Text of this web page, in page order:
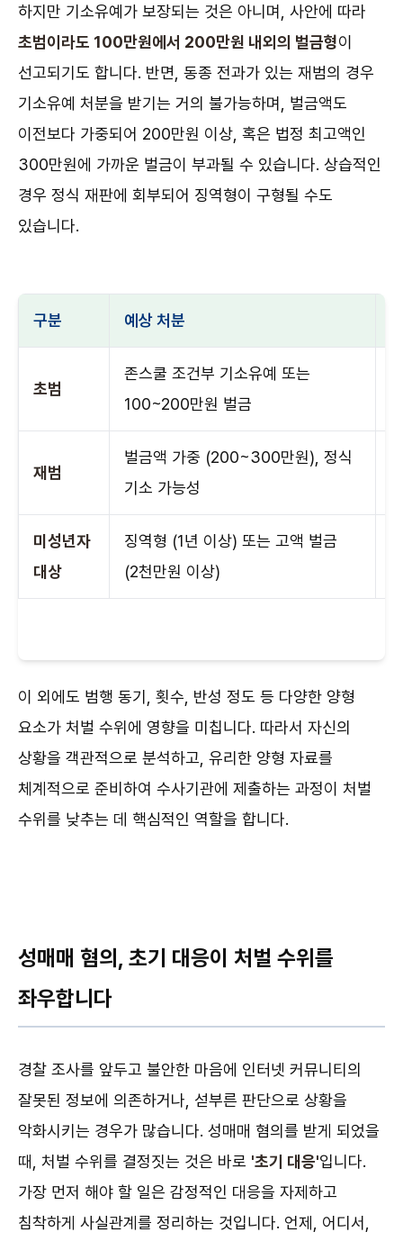
하지만 기소유예가 보장되는 것은 아니며, 사안에 따라
초범이라도 100만원에서 200만원 내외의 벌금형이
선고되기도 합니다. 반면, 동종 전과가 있는 재범의 경우
기소유예 처분을 받기는 거의 불가능하며, 벌금액도
이전보다 가중되어 200만원 이상, 혹은 법정 최고액인
300만원에 가까운 벌금이 부과될 수 있습니다. 상습적인
경우 정식 재판에 회부되어 징역형이 구형될 수도
있습니다.
구분 예상 처분
초범
존스쿨 조건부 기소유예 또는
100~200만원 벌금
재범
벌금액 가중 (200~300만원), 정식
기소 가능성
미성년자
대상
징역형 (1년 이상) 또는 고액 벌금
(2천만원 이상)
이 외에도 범행 동기, 횟수, 반성 정도 등 다양한 양형
요소가 처벌 수위에 영향을 미칩니다. 따라서 자신의
상황을 객관적으로 분석하고, 유리한 양형 자료를
체계적으로 준비하여 수사기관에 제출하는 과정이 처벌
수위를 낮추는 데 핵심적인 역할을 합니다.
성매매 혐의, 초기 대응이 처벌 수위를
좌우합니다
경찰 조사를 앞두고 불안한 마음에 인터넷 커뮤니티의
잘못된 정보에 의존하거나, 섣부른 판단으로 상황을
악화시키는 경우가 많습니다. 성매매 혐의를 받게 되었을
때, 처벌 수위를 결정짓는 것은 바로 '초기 대응'입니다.
가장 먼저 해야 할 일은 감정적인 대응을 자제하고
침착하게 사실관계를 정리하는 것입니다. 언제, 어디서,